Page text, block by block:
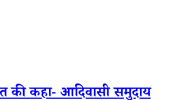
की कहा- आदिवासी समुदाय